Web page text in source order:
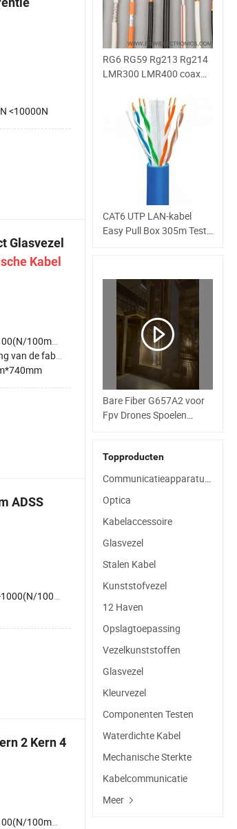
<10000N
Glasvezel
Kabel
100mm)<1000(N/100mm)
de fabrikant
ADSS
100mm)
2 Kern 4
100mm)<1000(N/100mm)
RG6 RG59 Rg213 Rg214
LMR300 LMR400 coax
Telecommunicatie
PE/PVC-jack met
geleiproducten gevuld
met Messenger Satellite-
antenne Kabel
CAT6 UTP LAN-kabel
Easy Pull Box 305m Test
4 paar 24 AWG Cobre
Cable de Red CAT6 UTP
Camerakabel VAN 1,2 M
LAN-kabel netwerkkabel
Bare Fiber G657A2 voor
Fpv Drones Spoelen
Enkelvoudige Modus
50.4km
Topproducten
Communicatieapparatuur
Optica
Kabelaccessoire
Glasvezel
Stalen Kabel
Kunststofvezel
12 Haven
Opslagtoepassing
Vezelkunststoffen
Glasvezel
Kleurvezel
Componenten Testen
Waterdichte Kabel
Mechanische Sterkte
Kabelcommunicatie
Meer